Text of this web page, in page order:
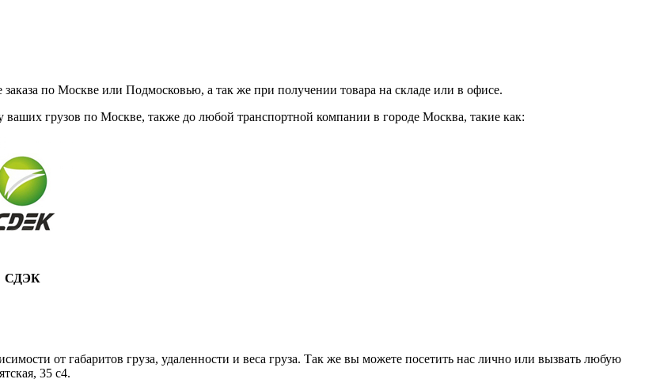
по Москве или Подмосковью, а так же при получении товара на складе или в офисе.
грузов по Москве, также до любой транспортной компании в городе Москва, такие как:
СДЭК
от габаритов груза, удаленности и веса груза. Так же вы можете посетить нас лично или вызвать любую
35 c4.